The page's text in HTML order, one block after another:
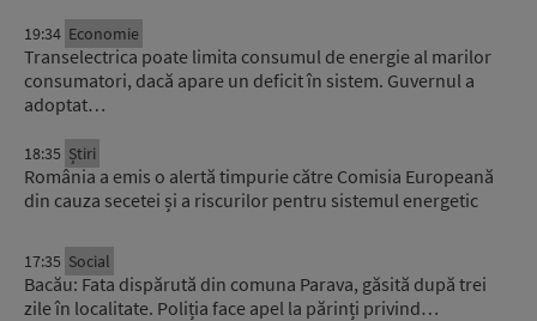
19:34 Economie
Transelectrica poate limita consumul de energie al marilor
consumatori, dacă apare un deficit în sistem. Guvernul a
adoptat…
18:35 Știri
România a emis o alertă timpurie către Comisia Europeană
din cauza secetei și a riscurilor pentru sistemul energetic
17:35 Social
Bacău: Fata dispărută din comuna Parava, găsită după trei
zile în localitate. Poliția face apel la părinți privind…